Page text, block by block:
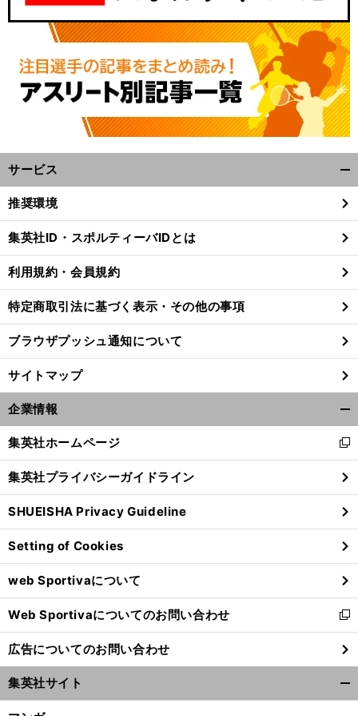
サービス
閉
る
推奨環境
集英社ID・スポルティーバIDとは
利用規約・会員規約
特定商取引法に基づく表示・その他の事項
ブラウザプッシュ通知について
サイトマップ
企業情報
閉
る
集英社ホームページ
新
し
い
ウ
ィ
ン
ド
ウ
で
開
く
集英社プライバシーガイドライン
SHUEISHA Privacy Guideline
Setting of Cookies
web Sportivaについて
Web Sportivaについてのお問い合わせ
新
し
い
ウ
ィ
ン
広告についてのお問い合わせ
集英社サイト